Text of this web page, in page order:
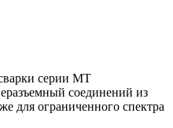
серии МТ
соединений из
для ограниченного спектра